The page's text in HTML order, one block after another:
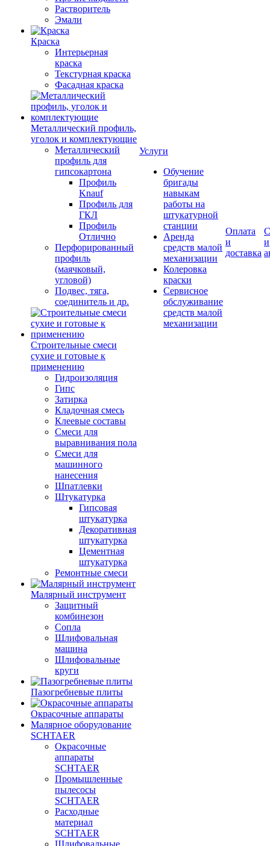
Растворитель
Эмали
Краска
Интерьерная
краска
Текстурная краска
Фасадная краска
Металлический профиль,
уголок и комплектующие
Металлический
профиль для
гипсокартона
Профиль
Knauf
Профиль для
ГКЛ
Профиль
Отлично
Перфорированный
профиль
(маячковый,
угловой)
Подвес, тяга,
соединитель и др.
Строительные смеси
сухие и готовые к
применению
Гидроизоляция
Гипс
Затирка
Кладочная смесь
Клеевые составы
Смеси для
выравнивания пола
Смеси для
машинного
нанесения
Шпатлевки
Штукатурка
Гипсовая
штукатурка
Декоративная
штукатурка
Цементная
штукатурка
Ремонтные смеси
Малярный инструмент
Защитный
комбинезон
Сопла
Шлифовальная
машина
Шлифовальные
круги
Пазогребневые плиты
Окрасочные аппараты
Малярное оборудование
SCHTAER
Окрасочные
аппараты
SCHTAER
Промышленные
пылесосы
SCHTAER
Расходные
материал
SCHTAER
Шлифовальные
Услуги
Обучение
бригады
навыкам
работы на
штукатурной
станции
Аренда
средств малой
механизации
Колеровка
краски
Сервисное
обслуживание
средств малой
механизации
Оплата
и
доставка
и